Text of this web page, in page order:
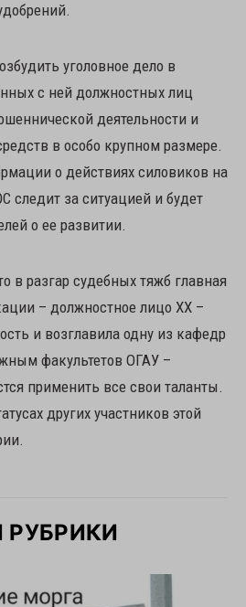
уголовное дело в
с ней должностных лиц
деятельности и
в особо крупном размере.
о действиях силовиков на
следит за ситуацией и будет
о ее развитии.
в разгар судебных тяжб главная
– должностное лицо ХХ –
и возглавила одну из кафедр
факультетов ОГАУ –
применить все свои таланты.
других участников этой
РУБРИКИ